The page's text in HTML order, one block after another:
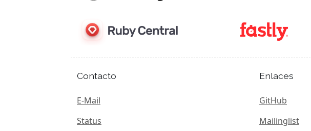
Contacto
E-Mail
Status
Enlaces
GitHub
Mailinglist